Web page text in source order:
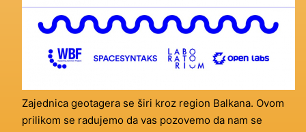
Zajednica geotagera se širi kroz region Balkana. Ovom
prilikom se radujemo da vas pozovemo da nam se